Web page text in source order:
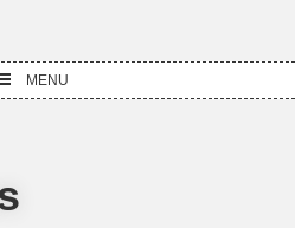
MENU